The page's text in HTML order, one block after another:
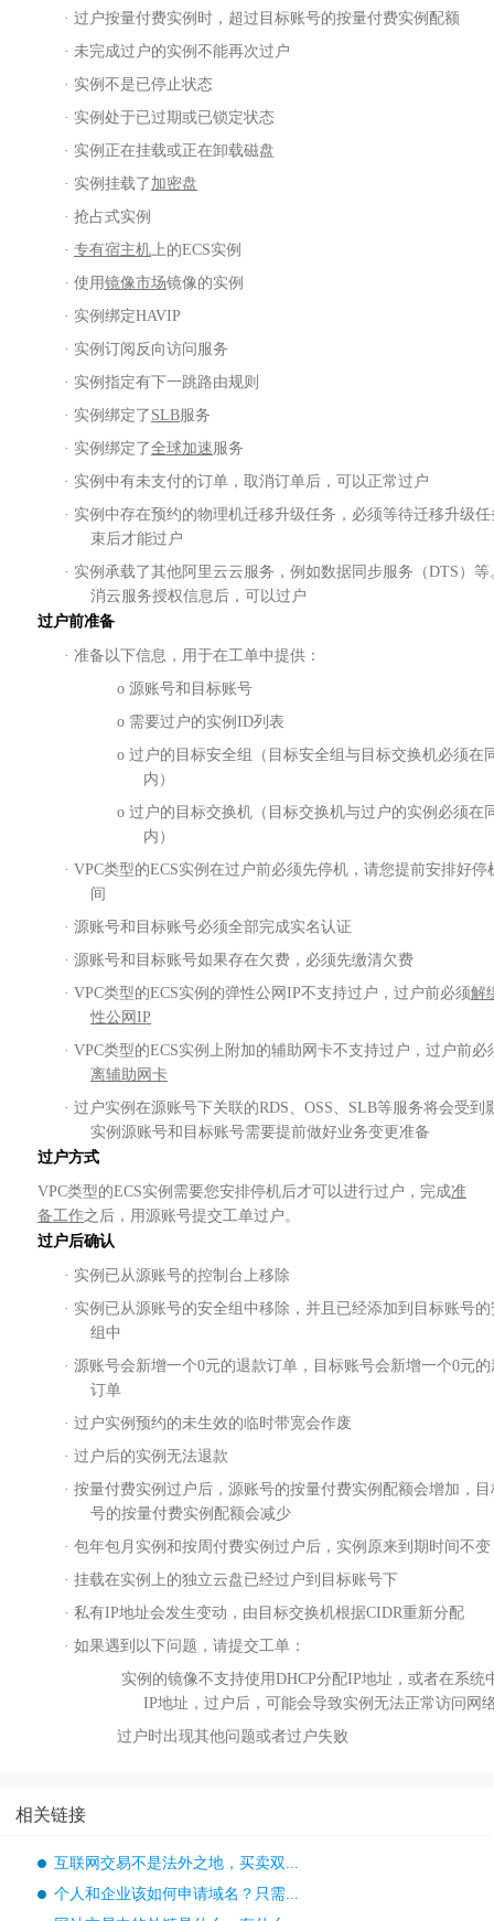
· 过户按量付费实例时，超过目标账号的按量付费实例配额
· 未完成过户的实例不能再次过户
· 实例不是已停止状态
· 实例处于已过期或已锁定状态
· 实例正在挂载或正在卸载磁盘
· 实例挂载了 加密盘
· 抢占式实例
· 专有宿主机上的ECS实例
· 使用镜像市场镜像的实例
· 实例绑定HAVIP
· 实例订阅反向访问服务
· 实例指定有下一跳路由规则
· 实例绑定了 SLB服务
· 实例绑定了全球加速服务
· 实例中有未支付的订单，取消订单后，可以正常过户
· 实例中存在预约的物理机迁移升级任务，必须等待迁移升级任
束后才能过户
· 实例承载了其他阿里云云服务，例如数据同步服务（DTS）等
消云服务授权信息后，可以过户
过户前准备
· 准备以下信息，用于在工单中提供：
o 源账号和目标账号
o 需要过户的实例 ID列表
o 过户的目标安全组（目标安全组与目标交换机必须在
内）
o 过户的目标交换机（目标交换机与过户的实例必须在
内）
· VPC类型的ECS实例在过户前必须先停机，请您提前安排好停
间
· 源账号和目标账号必须全部完成实名认证
· 源账号和目标账号如果存在欠费，必须先缴清欠费
· VPC类型的ECS实例的弹性公网IP不支持过户，过户前必须解
性公网 IP
· VPC类型的ECS实例上附加的辅助网卡不支持过户，过户前必
离辅助网卡
· 过户实例在源账号下关联的RDS、OSS、SLB等服务将会受到
实例源账号和目标账号需要提前做好业务变更准备
过户方式
VPC类型的ECS实例需要您安排停机后才可以进行过户，完成准
备工作之后，用源账号提交工单过户。
过户后确认
· 实例已从源账号的控制台上移除
· 实例已从源账号的安全组中移除，并且已经添加到目标账号的
组中
· 源账号会新增一个0元的退款订单，目标账号会新增一个0元的
订单
· 过户实例预约的未生效的临时带宽会作废
· 过户后的实例无法退款
· 按量付费实例过户后，源账号的按量付费实例配额会增加，目
号的按量付费实例配额会减少
· 包年包月实例和按周付费实例过户后，实例原来到期时间不变
· 挂载在实例上的独立云盘已经过户到目标账号下
· 私有IP地址会发生变动，由目标交换机根据CIDR重新分配
· 如果遇到以下问题，请提交工单：
实例的镜像不支持使用DHCP分配IP地址，或者在系统
IP地址，过户后，可能会导致实例无法正常访问网
过户时出现其他问题或者过户失败
相关链接
互联网交易不是法外之地，买卖双...
个人和企业该如何申请域名？只需...